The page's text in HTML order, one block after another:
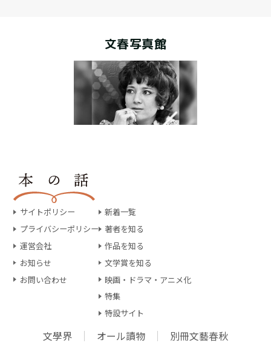
文春写真館
サイトポリシー
プライバシーポリシー
運営会社
お知らせ
お問い合わせ
新着一覧
著者を知る
作品を知る
文学賞を知る
映画・ドラマ・アニメ化
特集
特設サイト
文學界 オール讀物 別冊文藝春秋